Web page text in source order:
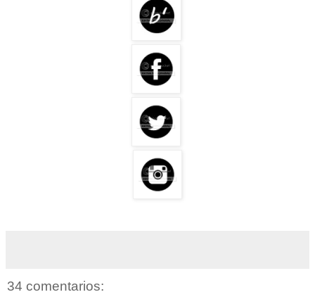
34 comentarios: